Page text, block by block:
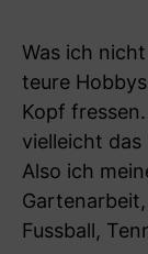
Was ich
teure
Kopf
vielleicht
Also ich
Fussball,